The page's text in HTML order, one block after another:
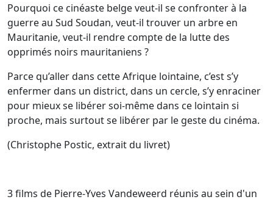
Pourquoi ce cinéaste belge veut-il se confronter à la
guerre au Sud Soudan, veut-il trouver un arbre en
Mauritanie, veut-il rendre compte de la lutte des
opprimés noirs mauritaniens ?
Parce qu’aller dans cette Afrique lointaine, c’est s’y
enfermer dans un district, dans un cercle, s’y enraciner
pour mieux se libérer soi-même dans ce lointain si
proche, mais surtout se libérer par le geste du cinéma.
(Christophe Postic, extrait du livret)
3 films de Pierre-Yves Vandeweerd réunis au sein d'un